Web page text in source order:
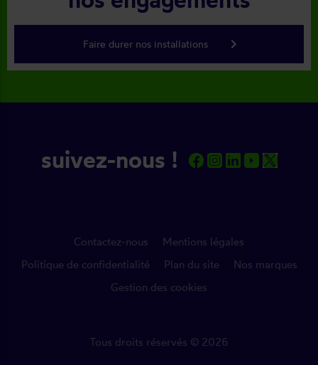
Faire durer nos installations keyboard_arrow_right
suivez-nous !
Contactez-nous
Mentions légales
Politique de confidentialité
Plan du site
Nos marques
Gestion des cookies
Tous droits réservés © 2026